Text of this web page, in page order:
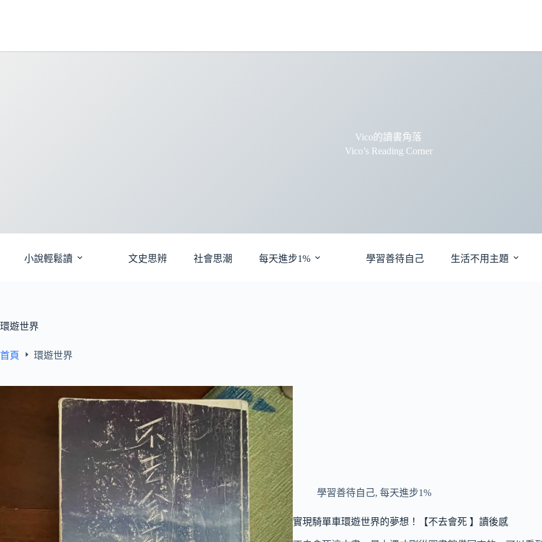
要
Vico的讀書角落
Vico’s Reading Corner
小說輕鬆讀 文史思辨 社會思潮 每天進步1% 學習善待自己 生活不用主題
環遊世界
首頁 環遊世界
學習善待自己, 每天進步1%
實現騎單車環遊世界的夢想！【不去會死 】讀後感